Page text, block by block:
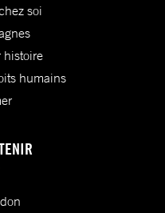
soi
histoire
humains